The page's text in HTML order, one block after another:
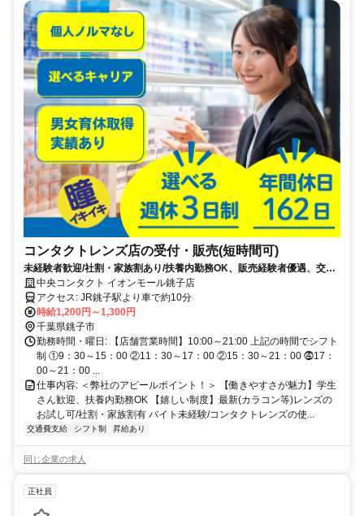
コンタクトレンズ店の受付・販売(短時間可)
未経験者歓迎/社割・家族割あり/扶養内勤務OK、販売経験者優遇、交通
費規定支給
中央コンタクト イオンモール銚子店
アクセス: JR銚子駅より車で約10分
時給1,200円～1,300円
千葉県銚子市
勤務時間・曜日: 【店舗営業時間】10:00～21:00 上記の時間でシフト
制 ①9：30～15：00 ②11：30～17：00 ②15：30～21：00 ⓸17：
00～21：00 ...
仕事内容: ＜弊社のアピールポイント！＞ 【働きやすさが魅力】学生
さん歓迎、扶養内勤務OK 【嬉しい制度】最新(カラコン等)レンズの
お試し可/社割・家族割有 バイト未経験/コンタクトレンズの使...
交通費支給 シフト制 昇給あり
同じ企業の求人
正社員